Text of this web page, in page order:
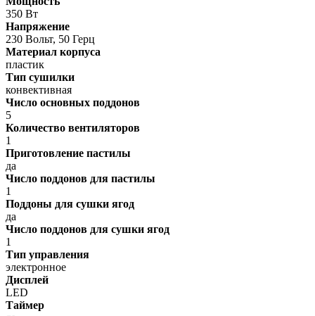
350 Вт
Напряжение
230 Вольт, 50 Герц
Материал корпуса
пластик
Тип сушилки
конвективная
Число основных поддонов
5
Количество вентиляторов
1
Приготовление пастилы
да
Число поддонов для пастилы
1
Поддоны для сушки ягод
да
Число поддонов для сушки ягод
1
Тип управления
электронное
Дисплей
LED
Таймер